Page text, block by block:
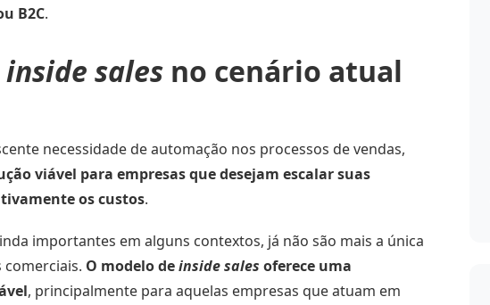
B2C.
inside sales no cenário atual
necessidade de automação nos processos de vendas,
viável para empresas que desejam escalar suas
os custos.
importantes em alguns contextos, já não são mais a única
O modelo deinside sales oferece uma
, principalmente para aquelas empresas que atuam em